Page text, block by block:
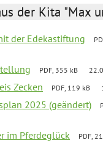
der Kita "Max
der Edekastiftung
PDF, 355 kB
Zecken PDF, 119 kB
2025 (geändert)
im Pferdeglück
PDF,